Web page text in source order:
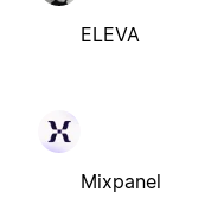
ELEVA
Mixpanel